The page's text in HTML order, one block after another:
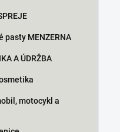
pasty MENZERNA
A ÚDRŽBA
motocykl a